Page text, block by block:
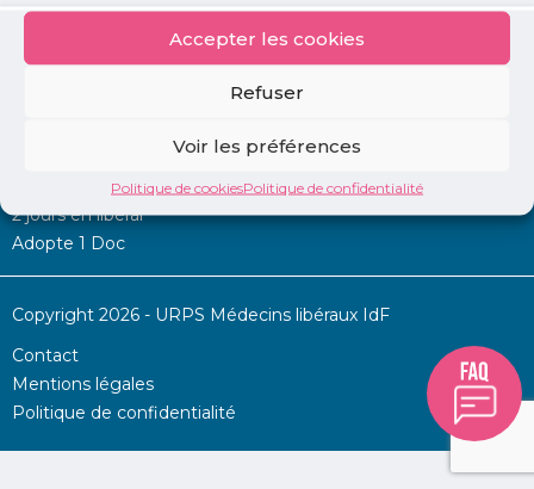
Accepter les cookies
Refuser
Voir les préférences
Politique de cookiesPolitique de confidentialité
Permanence d’aide à l’installation
2 jours en libéral
Adopte 1 Doc
Copyright 2026 - URPS Médecins libéraux IdF
Contact
Mentions légales
Politique de confidentialité